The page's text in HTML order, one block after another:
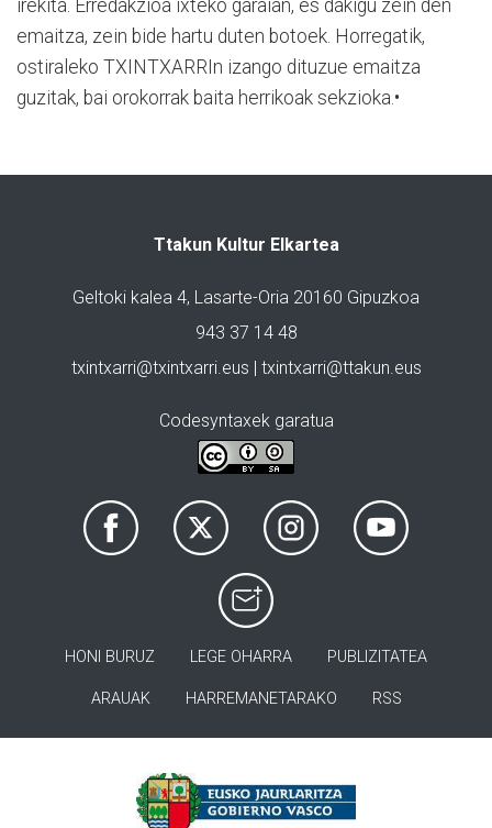
irekita. Erredakzioa ixteko garaian, es dakigu zein den
emaitza, zein bide hartu duten botoek. Horregatik,
ostiraleko TXINTXARRIn izango dituzue emaitza
guzitak, bai orokorrak baita herrikoak sekzioka.•
Ttakun Kultur Elkartea
Geltoki kalea 4, Lasarte-Oria 20160 Gipuzkoa
943 37 14 48
txintxarri@txintxarri.eus | txintxarri@ttakun.eus
Codesyntaxek garatua
HONI BURUZ LEGE OHARRA PUBLIZITATEA
ARAUAK HARREMANETARAKO RSS